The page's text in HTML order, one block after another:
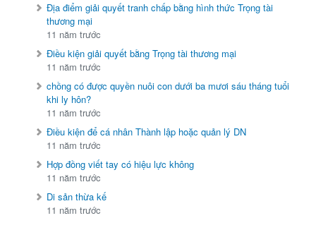
Địa điểm giải quyết tranh chấp bằng hình thức Trọng tài
thương mại
11 năm trước
Điều kiện giải quyết bằng Trọng tài thương mại
11 năm trước
chồng có được quyền nuôi con dưới ba mươi sáu tháng tuổi
khi ly hôn?
11 năm trước
Điều kiện để cá nhân Thành lập hoặc quản lý DN
11 năm trước
Hợp đồng viết tay có hiệu lực không
11 năm trước
Di sản thừa kế
11 năm trước